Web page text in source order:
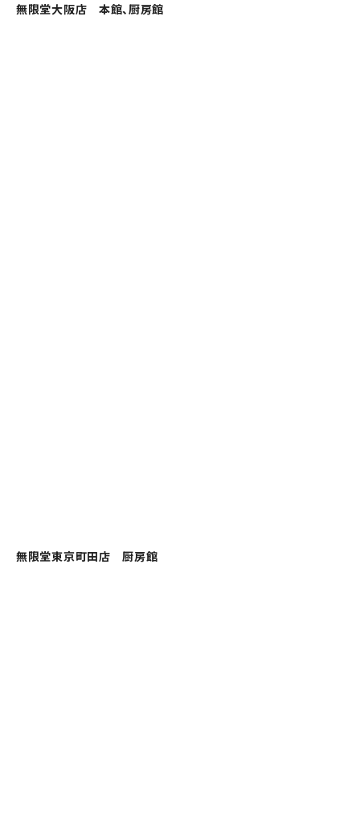
無限堂大阪店 本館、厨房館
無限堂東京町田店 厨房館